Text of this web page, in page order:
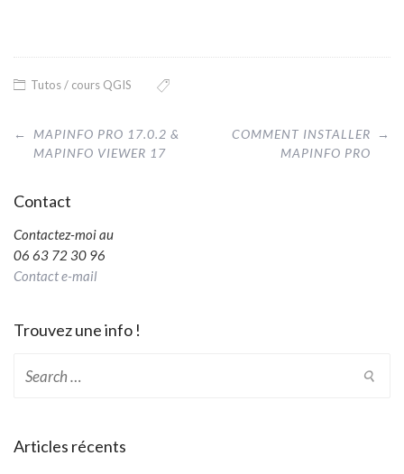
Tutos / cours QGIS
Post
navigation
←
MAPINFO PRO 17.0.2 &
MAPINFO VIEWER 17
COMMENT INSTALLER
MAPINFO PRO
→
Contact
Contactez-moi au
06 63 72 30 96
Contact e-mail
Trouvez une info !
Articles récents